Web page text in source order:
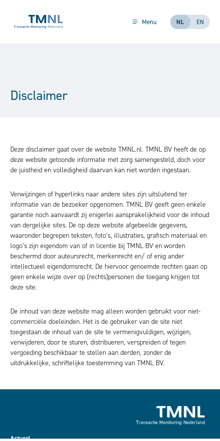
Menu NL EN
Disclaimer
Deze disclaimer gaat over de website TMNL.nl. TMNL BV heeft de op
deze website getoonde informatie met zorg samengesteld, doch voor
de juistheid en volledigheid daarvan kan niet worden ingestaan.
Verwijzingen of hyperlinks naar andere sites zijn uitsluitend ter
informatie van de bezoeker opgenomen. TMNL BV geeft geen enkele
garantie noch aanvaardt zij enigerlei aansprakelijkheid voor de inhoud
van dergelijke sites. De op deze website afgebeelde gegevens,
waaronder begrepen teksten, foto’s, illustraties, grafisch materiaal en
logo’s zijn eigendom van of in licentie bij TMNL BV en worden
beschermd door auteursrecht, merkenrecht en/ of enig ander
intellectueel eigendomsrecht. De hiervoor genoemde rechten gaan op
geen enkele wijze over op (rechts)personen die toegang krijgen tot
deze site.
De inhoud van deze website mag alleen worden gebruikt voor niet-
commerciële doeleinden. Het is de gebruiker van de site niet
toegestaan de inhoud van de site te vermenigvuldigen, wijzigen,
verwijderen, door te sturen, distribueren, verspreiden of tegen
vergoeding beschikbaar te stellen aan derden, zonder de
uitdrukkelijke, schriftelijke toestemming van TMNL BV.
Actueel